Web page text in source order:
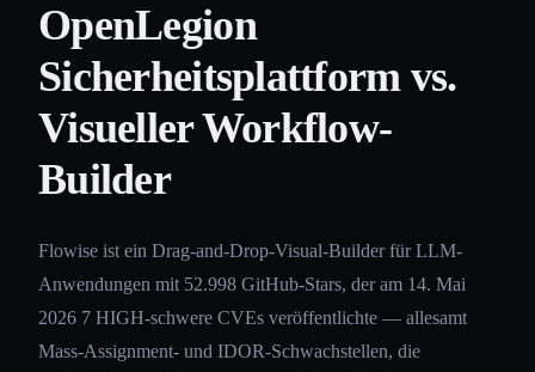
OpenLegion
Sicherheitsplattform vs.
Visueller Workflow-
Builder
Flowise ist ein Drag-and-Drop-Visual-Builder für LLM-
Anwendungen mit 52.998 GitHub-Stars, der am 14. Mai
2026 7 HIGH-schwere CVEs veröffentlichte — allesamt
Mass-Assignment- und IDOR-Schwachstellen, die